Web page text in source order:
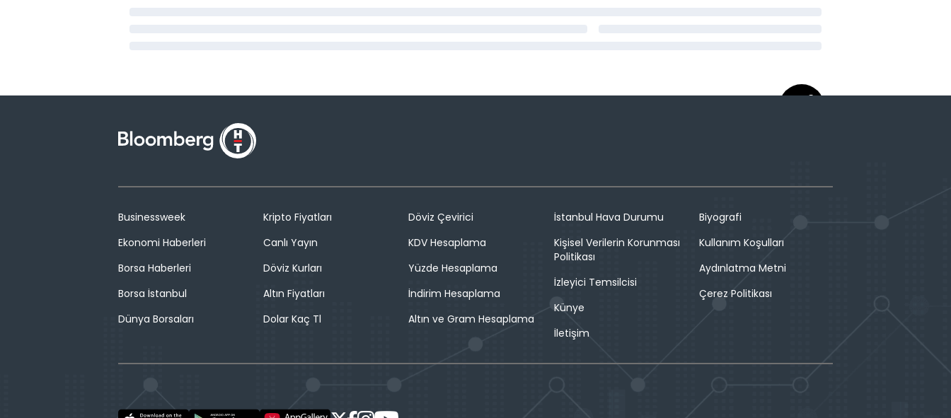
Businessweek
Ekonomi Haberleri
Borsa Haberleri
Borsa İstanbul
Dünya Borsaları
Kripto Fiyatları
Canlı Yayın
Döviz Kurları
Altın Fiyatları
Dolar Kaç Tl
Döviz Çevirici
KDV Hesaplama
Yüzde Hesaplama
İndirim Hesaplama
Altın ve Gram Hesaplama
İstanbul Hava Durumu
Kişisel Verilerin Korunması
Politikası
İzleyici Temsilcisi
Künye
İletişim
Biyografi
Kullanım Koşulları
Aydınlatma Metni
Çerez Politikası